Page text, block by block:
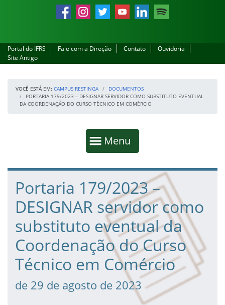
FacebookInstagramTwitter YouTube LinkedIn Spotify
Portal do IFRS Fale com a Direção Contato
Ouvidoria
Site Antigo
VOCÊ ESTÁ EM: CAMPUS RESTINGA
DOCUMENTOS
PORTARIA 179/2023 – DESIGNAR SERVIDOR COMO SUBSTITUTO EVENTUAL
DA COORDENAÇÃO DO CURSO TÉCNICO EM COMÉRCIO
Mostrar
Menu
Fim da navegação
Início do conteúdo
Portaria 179/2023 –
DESIGNAR servidor como
substituto eventual da
Coordenação do Curso
Técnico em Comércio
de 29 de agosto de 2023